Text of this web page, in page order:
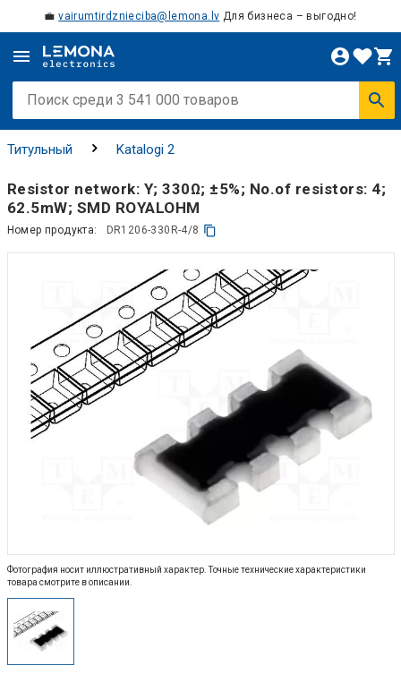
💼vairumtirdznieciba@lemona.lv Для бизнеса – выгодно!
Титульный Katalogi 2
Resistor network: Y; 330Ω; ±5%; No.of resistors: 4;
62.5mW; SMD ROYALOHM
Номер продукта: DR1206-330R-4/8
Фотография носит иллюстративный характер. Точные технические характеристики
товара смотрите в описании.